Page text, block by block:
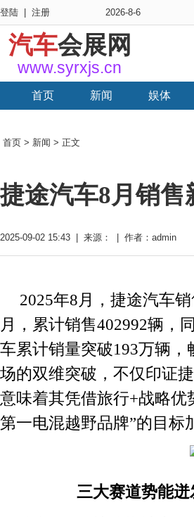
登陆 注册 2026-8-6
汽车会展网
www.syrxjs.cn
首页 新闻 娱体
首页 > 新闻 > 正文
捷途汽车8月销售
2025-09-02 15:43 | 来源： | 作者：admin
2025年8月，捷途汽车
月，累计销售402992辆，
车累计销量突破193万辆
场的双维突破，不仅印证
意味着其凭借旅行+战略优
第一电混越野品牌”的目标
三大赛道势能